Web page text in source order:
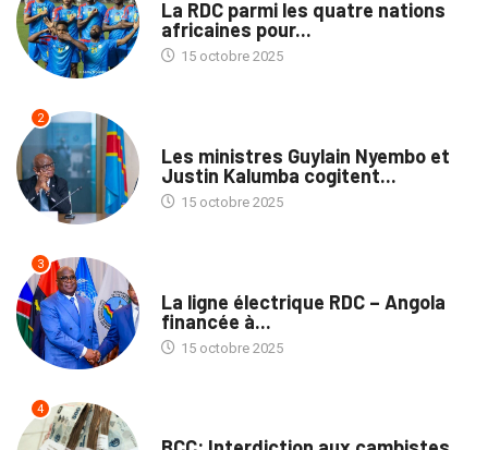
La RDC parmi les quatre nations
africaines pour...
15 octobre 2025
2
Les ministres Guylain Nyembo et
Justin Kalumba cogitent...
15 octobre 2025
3
La ligne électrique RDC – Angola
financée à...
15 octobre 2025
4